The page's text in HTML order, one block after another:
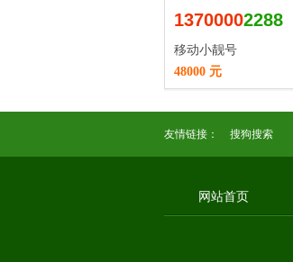
13700002288
移动小靓号
48000 元
友情链接： 搜狗搜索
网站首页